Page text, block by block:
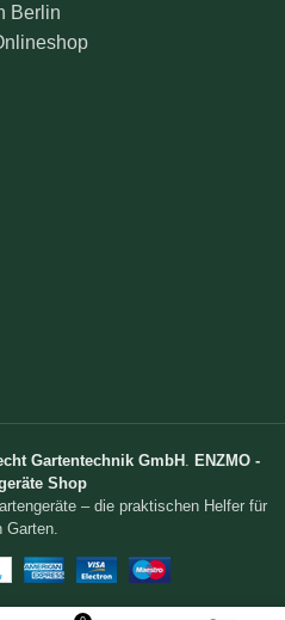
Berlin
Gartentechnik GmbH ENZMO -
Shop
– die praktischen Helfer für
Garten.